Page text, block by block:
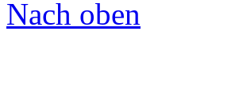
Nach oben